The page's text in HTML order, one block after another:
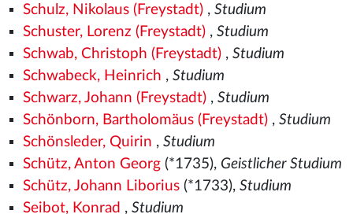
Schulz, Nikolaus (Freystadt), Studium
Schuster, Lorenz (Freystadt), Studium
Schwab, Christoph (Freystadt), Studium
Schwabeck, Heinrich , Studium
Schwarz, Johann (Freystadt), Studium
Schönborn, Bartholomäus (Freystadt), Studium
Schönsleder, Quirin , Studium
Schütz, Anton Georg(*1735), Geistlicher Studium
Schütz, Johann Liborius(*1733), Studium
Seibot, Konrad , Studium